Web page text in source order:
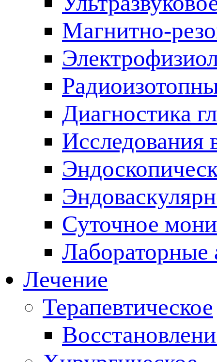
Магнитно-
Диагностика
Исследования
Суточное
Лабораторные
Лечение
Терапевтическое